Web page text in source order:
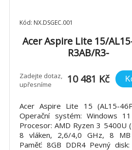
Kód: NX.DSGEC.001
Acer Aspire Lite 15/
R3AB/R3-
RX Vega 6/W11H/
Zadejte dotaz,
upřesníme
10 481 Kč
Acer Aspire Lite 15 (AL15-
Operační systém: Windows
Procesor: AMD Ryzen 3 5400U
8 vláken, 2,6/4,0 GHz, 8 MB
Paměť: 8GB DDR4 Pevný